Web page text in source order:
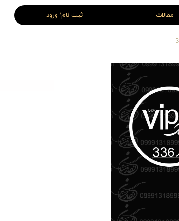
قبر سفید
اقتصادی
قبر شهید
مقالات ثبت نام/ ورود